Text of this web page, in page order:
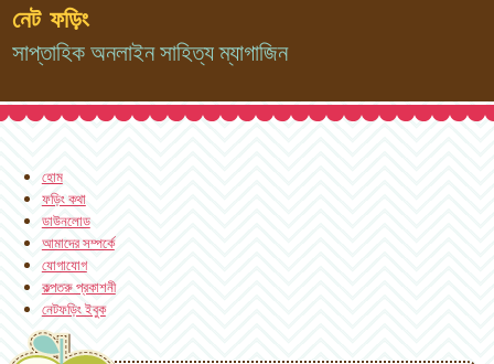
নেট ফড়িং
সাপ্তাহিক অনলাইন সাহিত্য ম্যাগাজিন
হোম
ফড়িং কথা
ডাউনলোড
আমাদের সম্পর্কে
যোগাযোগ
কল্পতরু প্রকাশনী
নেটফড়িং ইবুক